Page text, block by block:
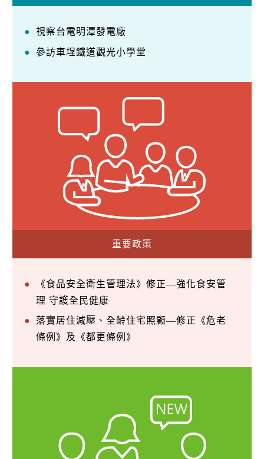
視察台電明潭發電廠
參訪車埕鐵道觀光小學堂
重要政策
《食品安全衛生管理法》修正—強化食安管
理 守護全民健康
落實居住減壓、全齡住宅照顧—修正《危老
條例》及《都更條例》